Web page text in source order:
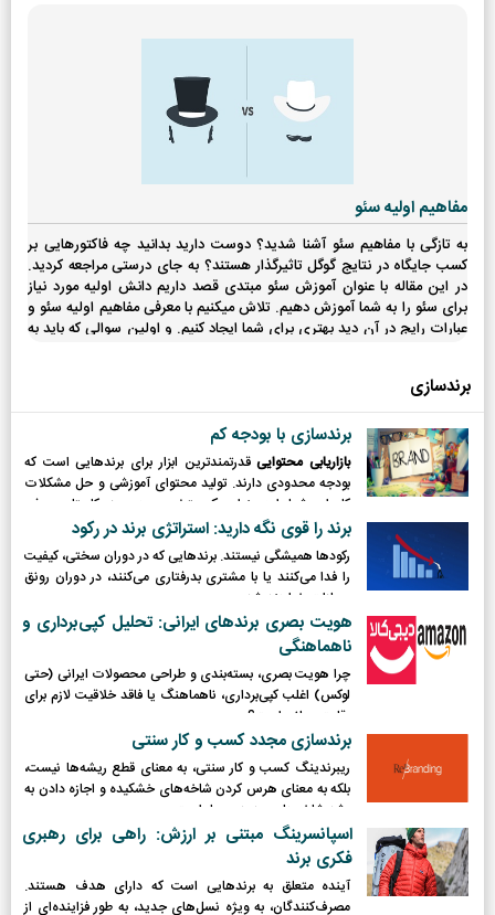
مفاهیم اولیه سئو
به تازگی با مفاهیم سئو آشنا شدید؟ دوست دارید بدانید چه فاکتورهایی بر
کسب جایگاه در نتایج گوگل تاثیرگذار هستند؟ به جای درستی مراجعه کردید.
در این مقاله با عنوان آموزش سئو مبتدی قصد داریم دانش اولیه مورد نیاز
برای سئو را به شما آموزش دهیم. تلاش میکنیم با معرفی مفاهیم اولیه سئو و
عبارات رایج در آن دید بهتری برای شما ایجاد کنیم. و اولین سوالی که باید به
برندسازی
برندسازی با بودجه کم
بازاریابی محتواییقدرتمندترین ابزار برای برندهایی است که
بودجه محدودی دارند. تولید محتوای آموزشی و حل مشکلات
کاربران، شما را به عنوان یک متخصص در حوزه کاریتان معرفی
می‌کند.
برند را قوی نگه دارید: استراتژی برند در رکود
رکودها همیشگی نیستند. برندهایی که در دوران سختی، کیفیت
را فدا می‌کنند یا با مشتری بدرفتاری می‌کنند، در دوران رونق
مجازات خواهند شد.
هویت بصری برندهای ایرانی: تحلیل کپی‌برداری و
ناهماهنگی
چرا هویت بصری، بسته‌بندی و طراحی محصولات ایرانی (حتی
لوکس) اغلب کپی‌برداری، ناهماهنگ یا فاقد خلاقیت لازم برای
رقابت جهانی است؟
برندسازی مجدد کسب و کار سنتی
ریبرندینگ کسب و کار سنتی، به معنای قطع ریشه‌ها نیست،
بلکه به معنای هرس کردن شاخه‌های خشکیده و اجازه دادن به
رشد شاخه‌های جدید و پربار است.
اسپانسرینگ مبتنی بر ارزش: راهی برای رهبری
فکری برند
آینده متعلق به برندهایی است که دارای هدف هستند.
مصرف‌کنندگان، به ویژه نسل‌های جدید، به طور فزاینده‌ای از